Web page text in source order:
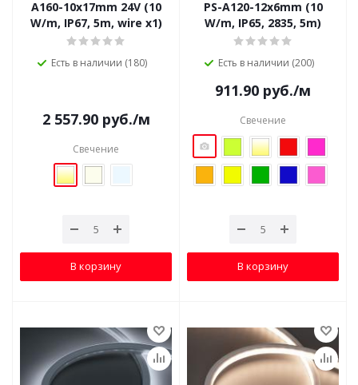
A160-10x17mm 24V (10
W/m, IP67, 5m, wire x1)
Есть в наличии (180)
2 557.90руб./м
Свечение
В корзину
PS-A120-12x6mm (10
W/m, IP65, 2835, 5m)
Есть в наличии (200)
911.90 руб./м
Свечение
В корзину